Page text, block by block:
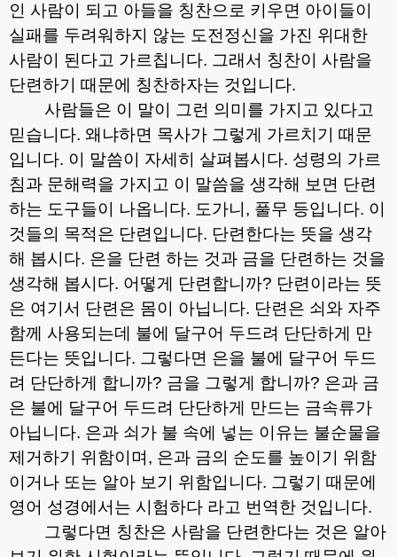
인 사람이 되고 아들을 칭찬으로 키우면 아이들이
실패를 두려워하지 않는 도전정신을 가진 위대한
사람이 된다고 가르칩니다. 그래서 칭찬이 사람을
단련하기 때문에 칭찬하자는 것입니다.
사람들은 이 말이 그런 의미를 가지고 있다고
믿습니다. 왜냐하면 목사가 그렇게 가르치기 때문
입니다. 이 말씀이 자세히 살펴봅시다. 성령의 가르
침과 문해력을 가지고 이 말씀을 생각해 보면 단련
하는 도구들이 나옵니다. 도가니 , 풀무 등입니다. 이
것들의 목적은 단련입니다. 단련한다는 뜻을 생각
해 봅시다. 은을 단련 하는 것과 금을 단련하는 것을
생각해 봅시다. 어떻게 단련합니까? 단련이라는 뜻
은 여기서 단련은 몸이 아닙니다. 단련은 쇠와 자주
함께 사용되는데 불에 달구어 두드려 단단하게 만
든다는 뜻입니다. 그렇다면 은을 불에 달구어 두드
려 단단하게 합니까? 금을 그렇게 합니까? 은과 금
은 불에 달구어 두드려 단단하게 만드는 금속류가
아닙니다. 은과 쇠가 불 속에 넣는 이유는 불순물을
제거하기 위함이며 , 은과 금의 순도를 높이기 위함
이거나 또는 알아 보기 위함입니다. 그렇기 때문에
영어 성경에서는 시험하다 라고 번역한 것입니다.
그렇다면 칭찬은 사람을 단련한다는 것은 알아